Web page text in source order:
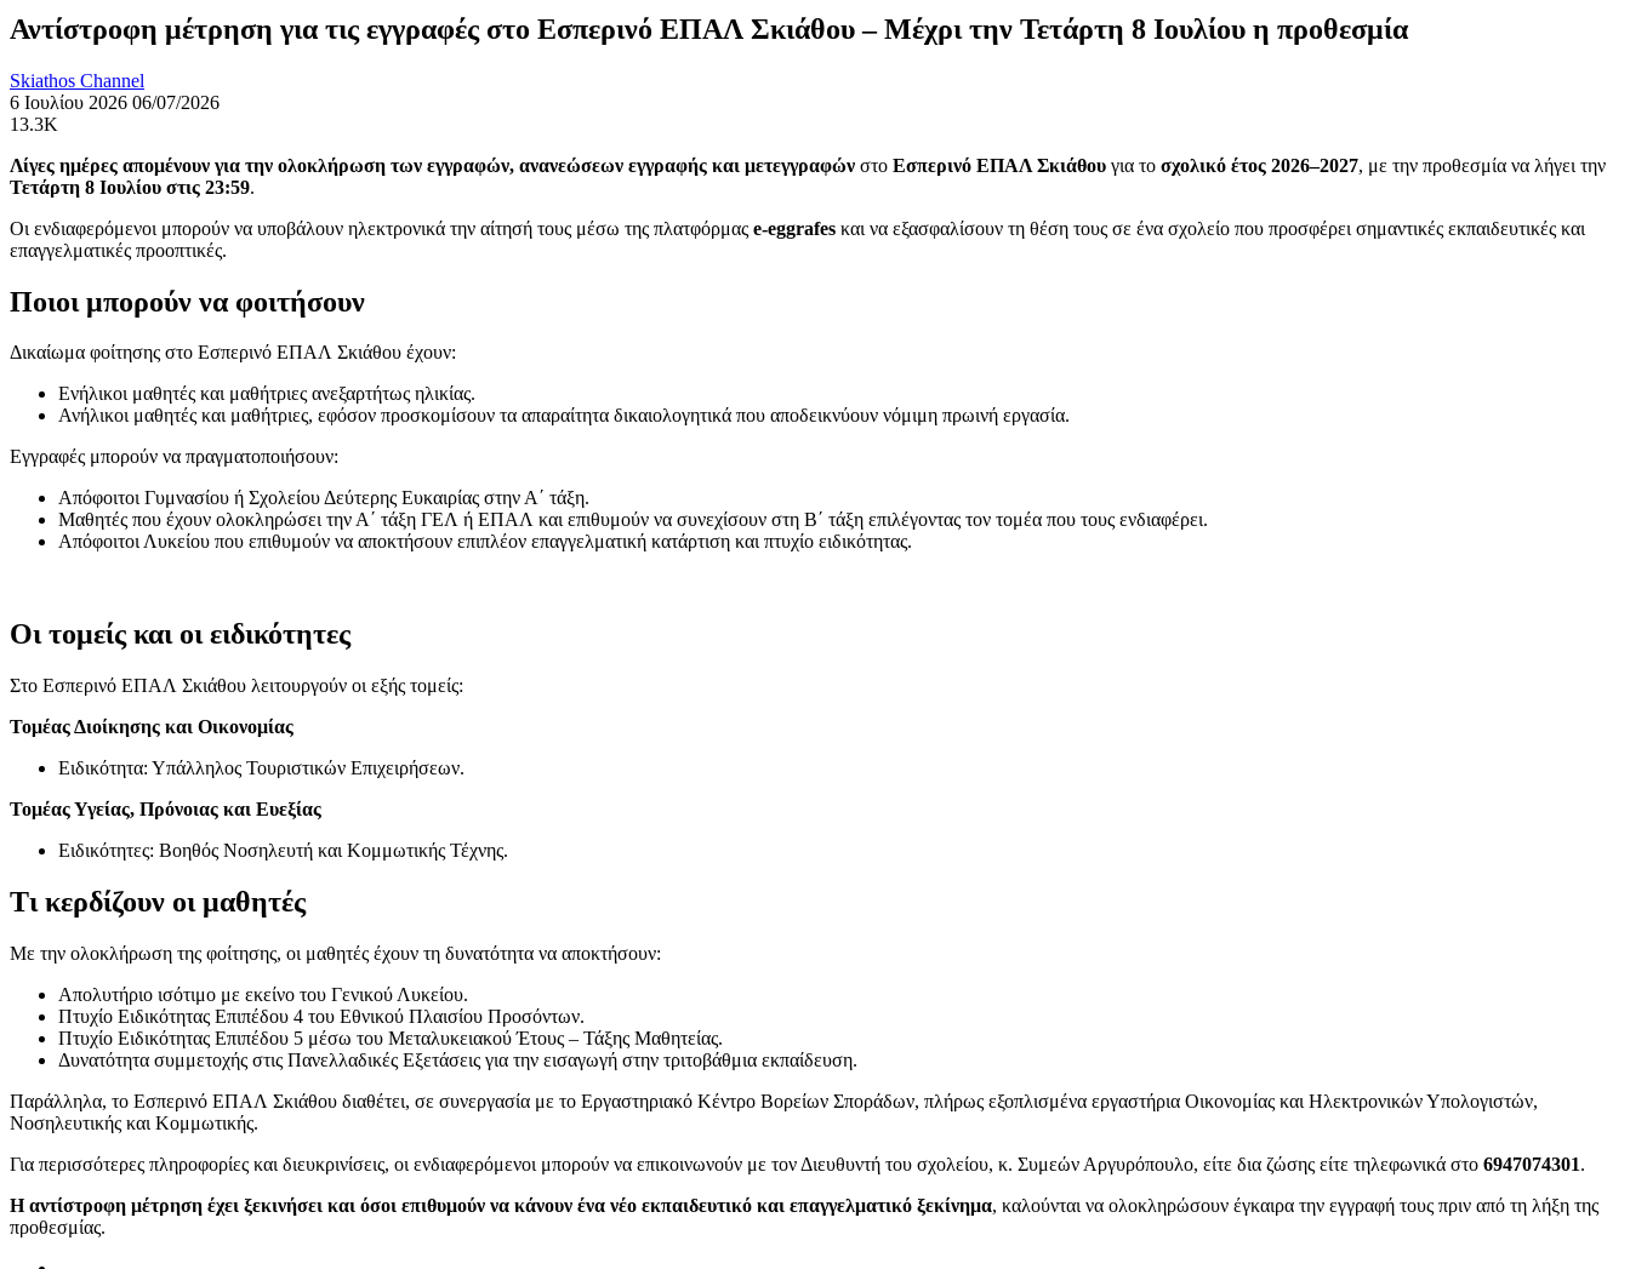
Αντίστροφη μέτρηση για τις εγγραφές στο Εσπερινό ΕΠΑΛ Σκιάθου – Μέχρι την Τετάρτη 8 Ιουλίου η προθεσμία
Skiathos Channel
6 Ιουλίου 2026 06/07/2026
13.3K
Λίγες ημέρες απομένουν για την ολοκλήρωση των εγγραφών, ανανεώσεων εγγραφής και μετεγγραφών στο Εσπερινό ΕΠΑΛ Σκιάθου για το σχολικό έτος 2026–2027, με την προθεσμία να λήγει την
Τετάρτη 8 Ιουλίου στις 23:59.
Οι ενδιαφερόμενοι μπορούν να υποβάλουν ηλεκτρονικά την αίτησή τους μέσω της πλατφόρμας e-eggrafes και να εξασφαλίσουν τη θέση τους σε ένα σχολείο που προσφέρει σημαντικές εκπαιδευτικές και
επαγγελματικές προοπτικές.
Ποιοι μπορούν να φοιτήσουν
Δικαίωμα φοίτησης στο Εσπερινό ΕΠΑΛ Σκιάθου έχουν:
Ενήλικοι μαθητές και μαθήτριες ανεξαρτήτως ηλικίας.
Ανήλικοι μαθητές και μαθήτριες, εφόσον προσκομίσουν τα απαραίτητα δικαιολογητικά που αποδεικνύουν νόμιμη πρωινή εργασία.
Εγγραφές μπορούν να πραγματοποιήσουν:
Απόφοιτοι Γυμνασίου ή Σχολείου Δεύτερης Ευκαιρίας στην Α΄ τάξη.
Μαθητές που έχουν ολοκληρώσει την Α΄ τάξη ΓΕΛ ή ΕΠΑΛ και επιθυμούν να συνεχίσουν στη Β΄ τάξη επιλέγοντας τον τομέα που τους ενδιαφέρει.
Απόφοιτοι Λυκείου που επιθυμούν να αποκτήσουν επιπλέον επαγγελματική κατάρτιση και πτυχίο ειδικότητας.
Οι τομείς και οι ειδικότητες
Στο Εσπερινό ΕΠΑΛ Σκιάθου λειτουργούν οι εξής τομείς:
Τομέας Διοίκησης και Οικονομίας
Ειδικότητα: Υπάλληλος Τουριστικών Επιχειρήσεων.
Τομέας Υγείας, Πρόνοιας και Ευεξίας
Ειδικότητες: Βοηθός Νοσηλευτή και Κομμωτικής Τέχνης.
Τι κερδίζουν οι μαθητές
Με την ολοκλήρωση της φοίτησης, οι μαθητές έχουν τη δυνατότητα να αποκτήσουν:
Απολυτήριο ισότιμο με εκείνο του Γενικού Λυκείου.
Πτυχίο Ειδικότητας Επιπέδου 4 του Εθνικού Πλαισίου Προσόντων.
Πτυχίο Ειδικότητας Επιπέδου 5 μέσω του Μεταλυκειακού Έτους – Τάξης Μαθητείας.
Δυνατότητα συμμετοχής στις Πανελλαδικές Εξετάσεις για την εισαγωγή στην τριτοβάθμια εκπαίδευση.
Παράλληλα, το Εσπερινό ΕΠΑΛ Σκιάθου διαθέτει, σε συνεργασία με το Εργαστηριακό Κέντρο Βορείων Σποράδων, πλήρως εξοπλισμένα εργαστήρια Οικονομίας και Ηλεκτρονικών Υπολογιστών,
Νοσηλευτικής και Κομμωτικής.
Για περισσότερες πληροφορίες και διευκρινίσεις, οι ενδιαφερόμενοι μπορούν να επικοινωνούν με τον Διευθυντή του σχολείου, κ. Συμεών Αργυρόπουλο, είτε δια ζώσης είτε τηλεφωνικά στο 6947074301.
Η αντίστροφη μέτρηση έχει ξεκινήσει και όσοι επιθυμούν να κάνουν ένα νέο εκπαιδευτικό και επαγγελματικό ξεκίνημα, καλούνται να ολοκληρώσουν έγκαιρα την εγγραφή τους πριν από τη λήξη της
προθεσμίας.